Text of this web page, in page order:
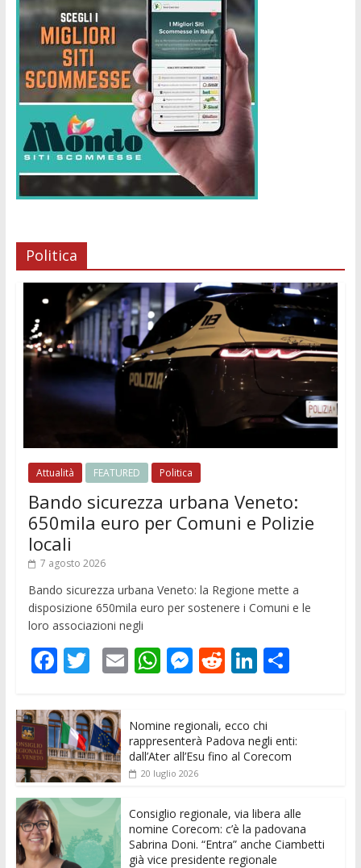
Politica
Attualità FEATURED Politica
Bando sicurezza urbana Veneto:
650mila euro per Comuni e Polizie
locali
7 agosto 2026
Bando sicurezza urbana Veneto: la Regione mette a
disposizione 650mila euro per sostenere i Comuni e le
loro associazioni negli
F
e
b
o
o
k
T
itt
er
E
l
W
s
A
p
p
M
ss
e
n
er
R
di
t
Li
k
e
dI
C
di
vi
Nomine regionali, ecco chi
rappresenterà Padova negli enti:
dall’Ater all’Esu fino al Corecom
20 luglio 2026
Consiglio regionale, via libera alle
nomine Corecom: c’è la padovana
Sabrina Doni. “Entra” anche Ciambetti
già vice presidente regionale